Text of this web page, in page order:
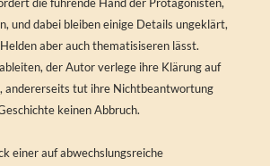
und dabei bleiben einige Details ungeklärt,
aber auch thematisiseren lässt.
der Autor verlege ihre Klärung auf
andererseits tut ihre Nichtbeantwortung
keinen Abbruch.
einer auf abwechslungsreiche